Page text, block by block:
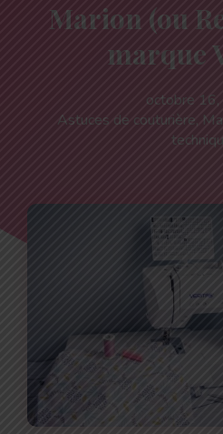
Marion (ou
marque
octobre
Astuces de couturière,